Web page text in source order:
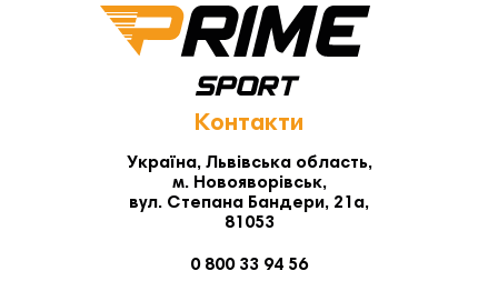
Контакти
Україна, Львівська область,
м. Новояворівськ,
вул. Степана Бандери, 21а,
81053
0 800 33 94 56